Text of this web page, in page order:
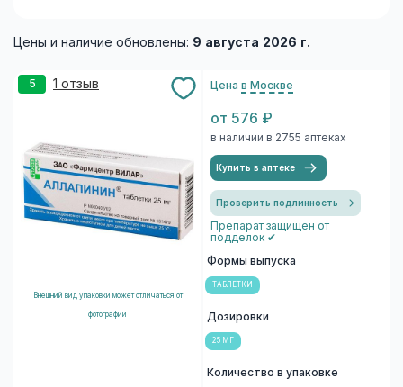
Цены и наличие обновлены: 9 августа 2026 г.
5 1 отзыв
Внешний вид упаковки может отличаться от
фотографии
Цена в Москве
от 576 ₽
в наличии в 2755 аптеках
Купить в аптеке
Проверить подлинность
Препарат защищен от
подделок ✔
Формы выпуска
ТАБЛЕТКИ
Дозировки
25 МГ
Количество в упаковке